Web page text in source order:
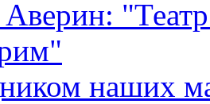
наших